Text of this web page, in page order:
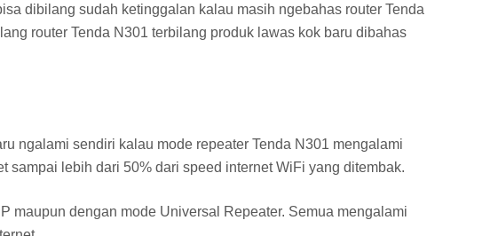
dibilang sudah ketinggalan kalau masih ngebahas router Tenda
router Tenda N301 terbilang produk lawas kok baru dibahas
ngalami sendiri kalau mode repeater Tenda N301 mengalami
sampai lebih dari 50% dari speed internet WiFi yang ditembak.
maupun dengan mode Universal Repeater. Semua mengalami